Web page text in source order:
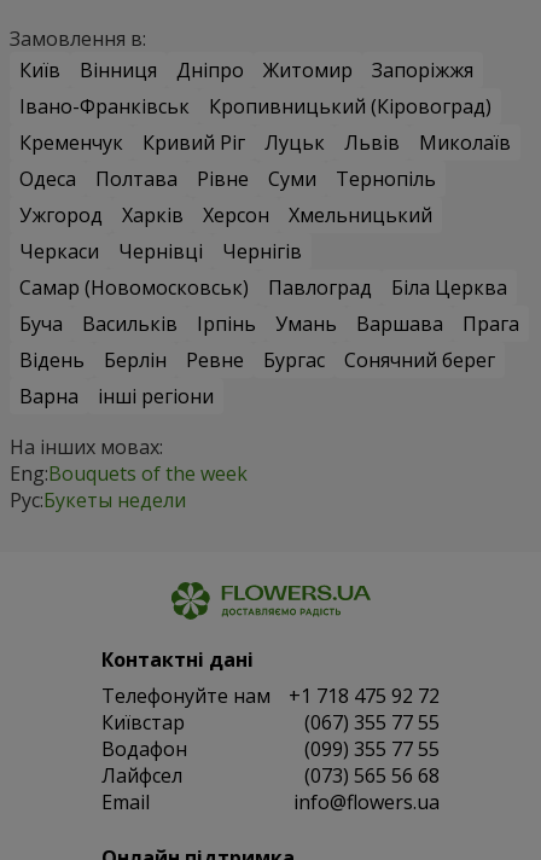
Замовлення в:
Київ
Вінниця Дніпро Житомир
Запоріжжя
Івано-Франківськ
Кропивницький (Кіровоград)
Кременчук
Кривий Ріг Луцьк Львів
Миколаїв
Одеса
Полтава Рівне Суми
Тернопіль
Ужгород
Харків Херсон
Хмельницький
Черкаси
Чернівці
Чернігів
Самар (Новомосковськ)
Павлоград
Біла Церква
Буча
Васильків Ірпінь Умань Варшава
Прага
Відень
Берлін Ревне Бургас
Сонячний берег
Варна
інші регіони
На інших мовах:
Eng:Bouquets of the week
Рус:Букеты недели
Контактні дані
Телефонуйте нам
+1 718 475 92 72
Київстар
(067) 355 77 55
Водафон
(099) 355 77 55
Лайфсел
(073) 565 56 68
Email
info@flowers.ua